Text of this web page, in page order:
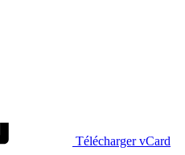
Télécharger vCard